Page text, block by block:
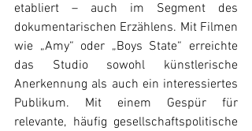
etabliert – auch im Segment des
dokumentarischen Erzählens. Mit Filmen
wie „Amy“ oder „Boys State“ erreichte
das Studio sowohl künstlerische
Anerkennung als auch ein interessiertes
Publikum. Mit einem Gespür für
relevante, häufig gesellschaftspolitische